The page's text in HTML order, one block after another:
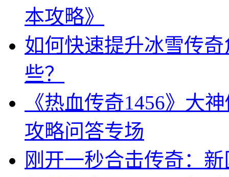
本攻略》
如何快速提升冰雪传
些？
《热血传奇1456》大
攻略问答专场
刚开一秒合击传奇：